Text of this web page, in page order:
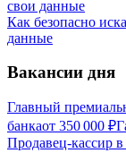
Как безопасно
данные
Вакансии дня
Главный
банкаот 350 000 ₽
Продавец-кассир